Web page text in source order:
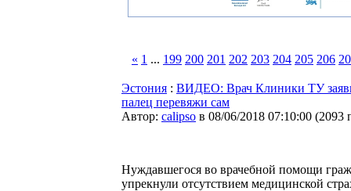
« 1 ... 199 200 201 202 203 204 205 206
Эстония : ВИДЕО: Врач Клиники ТУ
палец перевяжи сам
Автор: calipso в 08/06/2018 07:10:00 (2093
Нуждавшегося во врачебной помощи
упрекнули отсутствием медицинской